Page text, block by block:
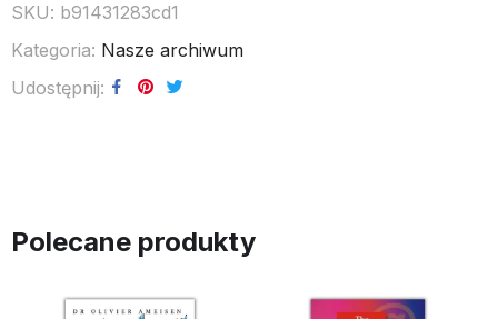
SKU: b91431283cd1
Kategoria: Nasze archiwum
Udostępnij
Polecane produkty